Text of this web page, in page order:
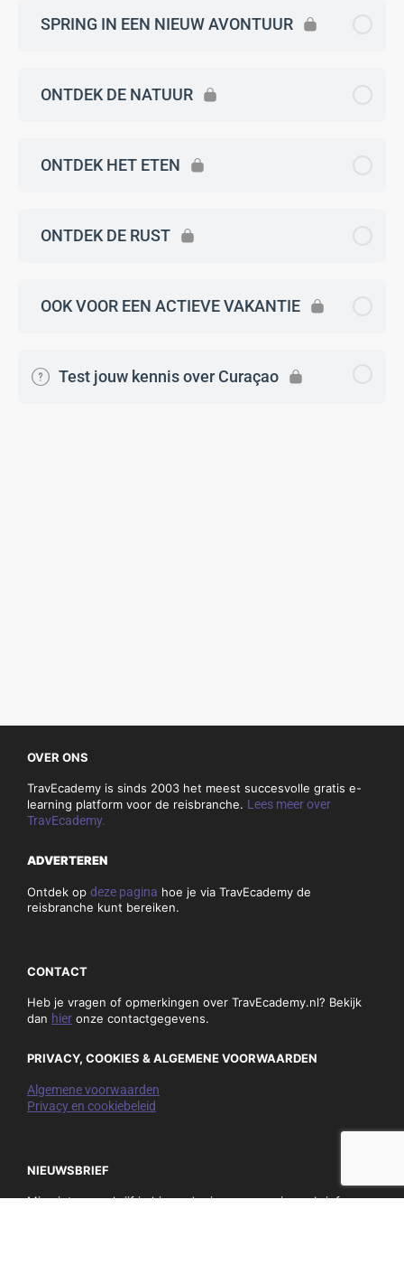
SPRING IN EEN NIEUW AVONTUUR
ONTDEK DE NATUUR
ONTDEK HET ETEN
ONTDEK DE RUST
OOK VOOR EEN ACTIEVE VAKANTIE
Test jouw kennis over Curaçao
OVER ONS
TravEcademy is sinds 2003 het meest succesvolle gratis e-
learning platform voor de reisbranche. Lees meer over
TravEcademy.
ADVERTEREN
Ontdek op deze pagina hoe je via TravEcademy de
reisbranche kunt bereiken.
CONTACT
Heb je vragen of opmerkingen over TravEcademy.nl? Bekijk
dan hier onze contactgegevens.
PRIVACY, COOKIES & ALGEMENE VOORWAARDEN
Algemene voorwaarden
Privacy en cookiebeleid
NIEUWSBRIEF
Mis niets en schrijf je hieronder in op onze nieuwsbrief: